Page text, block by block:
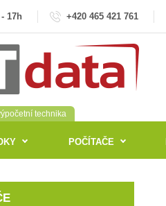
17h +420 465 421 761
technika
POČÍTAČE